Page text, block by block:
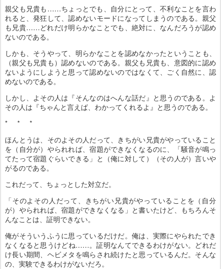
親父も兄貴も……ちょっとでも、自分にとって、不利なことを言わ
れると、発狂して、認めないモードになってしまうのである。親父
も兄貴……どれだけ明らかなことでも、絶対に、なんだろうが認め
ないのである。
しかも、そうやって、明らかなことを認めなかったということも、
（親父も兄貴も）認めないのである。親父も兄貴も、意図的に認め
ないようにしようと思って認めないのではなくて、ごく自然に、認
めないのである。
しかし、よその人は『そんなのはへんな話だ』と思うのである。よ
その人は『ちゃんと言えば、わかってくれるよ』と思うのである。
* * *
ほんとうは、そのよその人だって、きちがい兄貴がやっていること
を（自分が）やられれば、宿題ができなくなるのに、「騒音が鳴っ
てたって宿題ぐらいできる」と（俺に対して）（その人が）言いや
がるのである。
これだって、ちょっとした対立だ。
「そのよその人だって、きちがい兄貴がやっていることを（自分
が）やられれば、宿題ができなくなる」と書いたけど、もちろんそ
んなことは、証明できない。
俺がそういうふうに思っているだけだ。俺は、実際にやられたでき
なくなると思うけどね……。証明なんてできるわけがない。どれだ
け長い期間、ヘビメタを鳴らされ続けたと思っているんだ。そんな
の、実験できるわけがないだろ。